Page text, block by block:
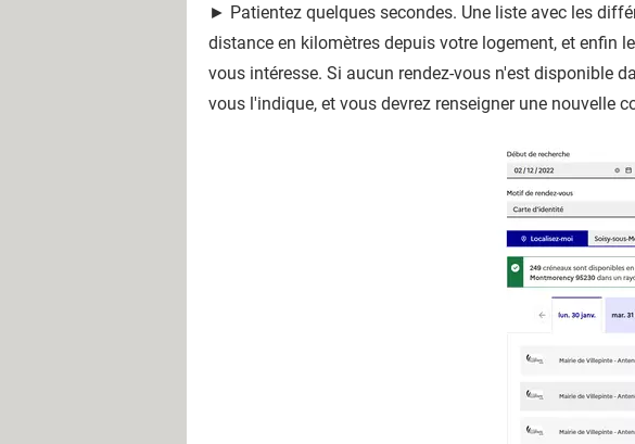
► Patientez quelques secondes. Une liste avec les
distance en kilomètres depuis votre logement, et enfin
vous intéresse. Si aucun rendez-vous n'est disponible
vous l'indique, et vous devrez renseigner une nouvelle